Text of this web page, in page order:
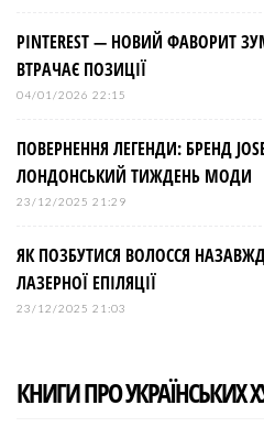
PINTEREST — НОВИЙ ФАВОРИТ
ВТРАЧАЄ ПОЗИЦІЇ
04/01/2026 22:15
ПОВЕРНЕННЯ ЛЕГЕНДИ: БРЕНД
ЛОНДОНСЬКИЙ ТИЖДЕНЬ МОДИ
23/12/2025 21:29
ЯК ПОЗБУТИСЯ ВОЛОССЯ
ЛАЗЕРНОЇ ЕПІЛЯЦІЇ
23/12/2025 21:03
КНИГИ ПРО УКРАЇНСЬКИХ